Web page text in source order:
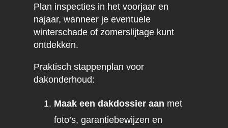
Plan inspecties in het voorjaar en
najaar, wanneer je eventuele
winterschade of zomerslijtage kunt
ontdekken.
Praktisch stappenplan voor
dakonderhoud:
Maak een dakdossier aan met
foto’s, garantiebewijzen en